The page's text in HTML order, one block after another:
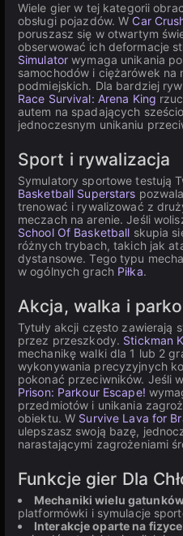
Wiele gier w tej kategorii
obsługi pojazdów. W Car
poruszasz się w otwartym
obserwować ich deformacje
Simulator wymaga unikania
samochodów i ciężarówek na
podmiejskich. Dla bardziej
Race Survival: Arena King
autem na spadających
jednoczesnym unikaniu
Sport i rywalizacja
Symulatory sportowe testują
Basketball Superstars
trenować i rywalizować z
meczach na arenie. Jeśli
School Of Basketball skupia
różnych trybach, takich jak
dystansowe. Tego typu
w ogólnych grach Piłka.
Akcja, walka i
Tytuły akcji często zawierają
przez przeszkody. Stickman
mechanikę walki dla 1 lub 2
wykonywania precyzyjnych
pokonać przeciwników. Jeśli
Prison: Parkour Escape!
przedmiotów i unikania
obiektu. W Survive Lava for
ulepszasz swoją bazę,
narastającymi zagrożeniami
Funkcje gier Dla
Mechaniki wielu
platformówki i symulacje
Interakcje oparte na